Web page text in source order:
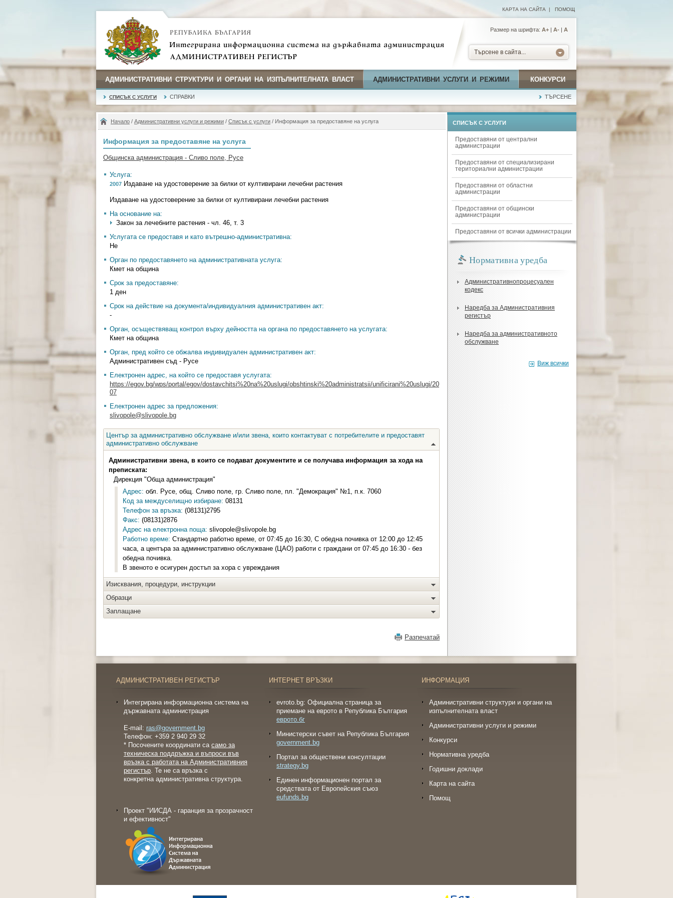
КАРТА НА САЙТА | ПОМОЩ
Размер на шрифта: А+ | A- | A
Търсене в сайта...
АДМИНИСТРАТИВНИ СТРУКТУРИ И ОРГАНИ НА ИЗПЪЛНИТЕЛНАТА ВЛАСТ АДМИНИСТРАТИВНИ УСЛУГИ И РЕЖИМИ КОНКУРСИ
СПИСЪК С УСЛУГИ СПРАВКИ ТЪРСЕНЕ
Начало / Административни услуги и режими / Списък с услуги / Информация за предоставяне на услуга
Информация за предоставяне на услуга
Общинска администрация - Сливо поле, Русе
Услуга:
2007 Издаване на удостоверение за билки от култивирани лечебни растения
Издаване на удостоверение за билки от култивирани лечебни растения
На основание на:
Закон за лечебните растения - чл. 46, т. 3
Услугата се предоставя и като вътрешно-административна:
Не
Орган по предоставянето на административната услуга:
Кмет на община
Срок за предоставяне:
1 ден
Срок на действие на документа/индивидуалния административен акт:
-
Орган, осъществяващ контрол върху дейността на органа по предоставянето на услугата:
Кмет на община
Орган, пред който се обжалва индивидуален административен акт:
Административен съд - Русе
Електронен адрес, на който се предоставя услугата:
https://egov.bg/wps/portal/egov/dostavchitsi%20na%20uslugi/obshtinski%20administratsii/unificirani%20uslugi/20
07
Електронен адрес за предложения:
slivopole@slivopole.bg
Център за административно обслужване и/или звена, които контактуват с потребителите и предоставят
административно обслужване
Административни звена, в които се подават документите и се получава информация за хода на
преписката:
Дирекция "Обща администрация"
Адрес: обл. Русе, общ. Сливо поле, гр. Сливо поле, пл. "Демокрация" №1, п.к. 7060
Код за междуселищно избиране: 08131
Телефон за връзка: (08131)2795
Факс: (08131)2876
Адрес на електронна поща: slivopole@slivopole.bg
Работно време: Стандартно работно време, от 07:45 до 16:30, С обедна почивка от 12:00 до 12:45
часа, а центъра за административно обслужване (ЦАО) работи с граждани от 07:45 до 16:30 - без
обедна почивка.
В звеното е осигурен достъп за хора с увреждания
Изисквания, процедури, инструкции
Образци
Заплащане
Разпечатай
СПИСЪК С УСЛУГИ
Предоставяни от централни
администрации
Предоставяни от специализирани
териториални администрации
Предоставяни от областни
администрации
Предоставяни от общински
администрации
Предоставяни от всички администрации
Нормативна уредба
Административнопроцесуален
кодекс
Наредба за Административния
регистър
Наредба за административното
обслужване
Виж всички
АДМИНИСТРАТИВЕН РЕГИСТЪР
Интегрирана информационна система на
държавната администрация
E-mail: ras@government.bg
Телефон: +359 2 940 29 32
* Посочените координати са само за
техническа поддръжка и въпроси във
връзка с работата на Административния
регистър. Те не са връзка с
конкретна административна структура.
Проект "ИИСДА - гаранция за прозрачност
и ефективност"
ИНТЕРНЕТ ВРЪЗКИ
evroto.bg: Официална страница за
приемане на еврото в Република България
еврото.бг
Министерски съвет на Република България
government.bg
Портал за обществени консултации
strategy.bg
Eдинен информационен портал за
средствата от Европейския съюз
eufunds.bg
ИНФОРМАЦИЯ
Административни структури и органи на
изпълнителната власт
Административни услуги и режими
Конкурси
Нормативна уредба
Годишни доклади
Карта на сайта
Помощ